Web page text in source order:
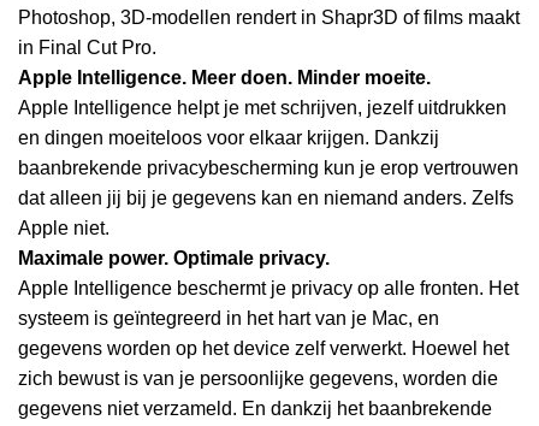
Photoshop, 3D-modellen rendert in Shapr3D of films maakt
in Final Cut Pro.
Apple Intelligence. Meer doen. Minder moeite.
Apple Intelligence helpt je met schrijven, jezelf uitdrukken
en dingen moeiteloos voor elkaar krijgen. Dankzij
baanbrekende privacy­bescherming kun je erop vertrouwen
dat alleen jij bij je gegevens kan en niemand anders. Zelfs
Apple niet.
Maximale power. Optimale privacy.
Apple Intelligence beschermt je privacy op alle fronten. Het
systeem is geïntegreerd in het hart van je Mac, en
gegevens worden op het device zelf verwerkt. Hoewel het
zich bewust is van je persoonlijke gegevens, worden die
gegevens niet verzameld. En dankzij het baanbrekende